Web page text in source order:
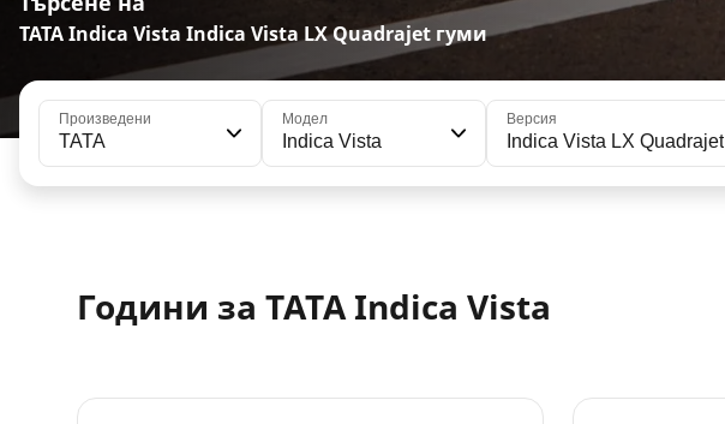
TATA Indica Vista Indica Vista LX Quadrajet гуми
Произведени
TATA
Модел
Indica Vista
Версия
Indica Vista LX Quadrajet
Години за TATA Indica Vista